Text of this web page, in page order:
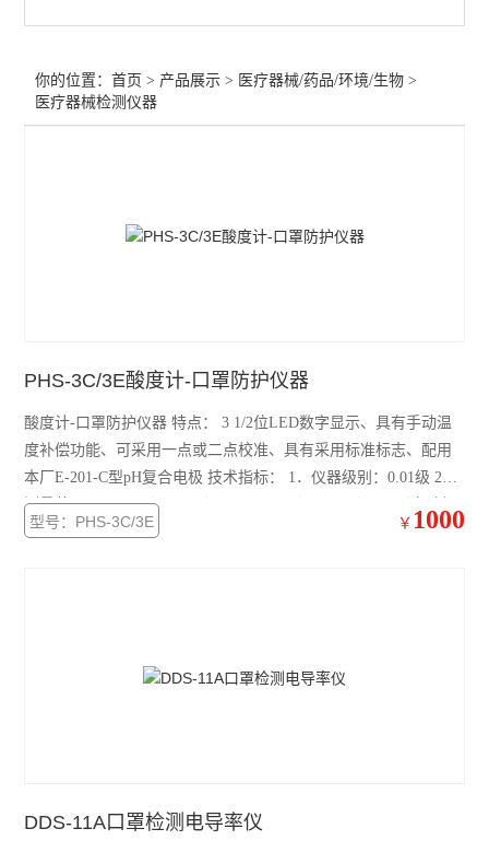
药品溶出度/崩解仪/熔点仪
微生物限度仪/集菌仪
你的位置：首页 > 产品展示 > 医疗器械/药品/环境/生物 >
医疗器械检测仪器
PHS-3C/3E酸度计-口罩防护仪器
酸度计-口罩防护仪器 特点： 3 1/2位LED数字显示、具有手动温
度补偿功能、可采用一点或二点校准、具有采用标准标志、配用
本厂E-201-C型pH复合电极 技术指标： 1．仪器级别：0.01级 2．
测量范围： pH：（0~14.00） pH mV：（0~±1999）mV（自动极
性显示） 3．Z小显示单位：0.01 pH，l mV 4．温度补偿范围：
型号：PHS-3C/3E ￥ 1000
DDS-11A口罩检测电导率仪